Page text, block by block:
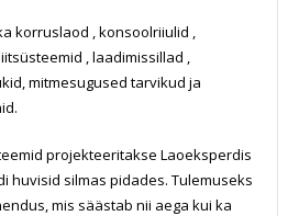
korruslaod , konsoolriiulid ,
, laadimissillad ,
mitmesugused tarvikud ja
projekteeritakse Laoeksperdis
huvisid silmas pidades. Tulemuseks
mis säästab nii aega kui ka